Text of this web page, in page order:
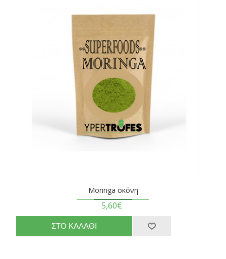
Moringa σκόνη
5,60€